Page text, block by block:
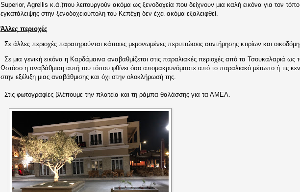
Superior, Agrellis κ.ά.)που λειτουργούν ακόμα ως ξενοδοχεία που δείχνουν μια καλή εικόνα για τον
εγκατάλειψης στην ξενοδοχειούπολη του Κεπέχη δεν έχει ακόμα εξαλειφθεί.
Άλλες περιοχές
Σε άλλες περιοχές παρατηρούνται κάποιες μεμονωμένες περιπτώσεις συντήρησης κτιρίων και
Σε μια γενική εικόνα η Καρδάμαινα αναβαθμίζεται στις παραλιακές περιοχές από τα Τσουκαλαριά
Ωστόσο η αναβάθμιση αυτή του τόπου φθίνει όσο απομακρυνόμαστε από το παραλιακό μέτωπο ή τις
στην εξέλιξη μιας αναβάθμισης και όχι στην ολοκλήρωσή της.
Στις φωτογραφίες βλέπουμε την πλατεία και τη ράμπα θαλάσσης για τα ΑΜΕΑ.